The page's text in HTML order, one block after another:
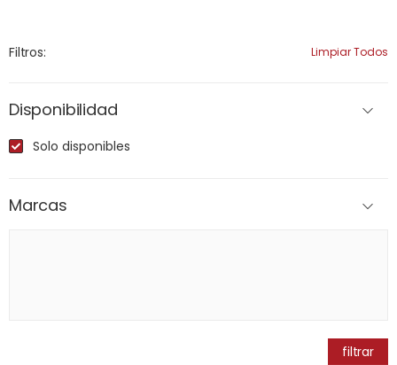
Filtros: Limpiar Todos
Disponibilidad
Solo disponibles
Marcas
filtrar